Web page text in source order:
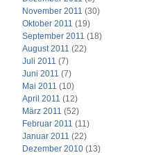
November 2011 (30)
Oktober 2011 (19)
September 2011 (18)
August 2011 (22)
Juli 2011 (7)
Juni 2011 (7)
Mai 2011 (10)
April 2011 (12)
März 2011 (52)
Februar 2011 (11)
Januar 2011 (22)
Dezember 2010(13)